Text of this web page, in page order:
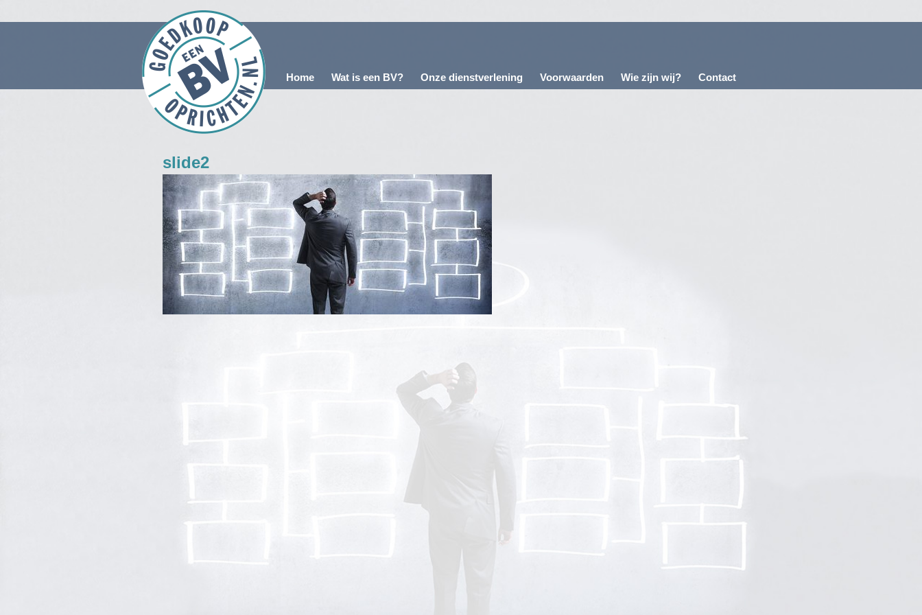
Home Wat is een BV? Onze dienstverlening Voorwaarden Wie zijn wij? Contact
slide2